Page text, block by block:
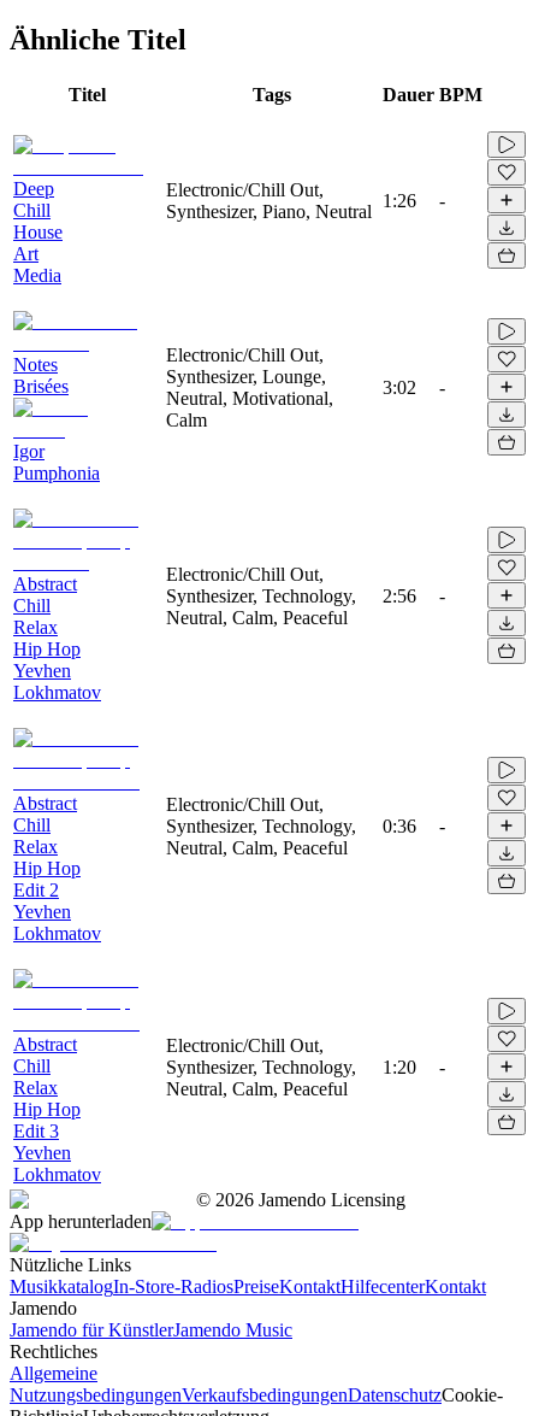
Ähnliche Titel
Titel Tags Dauer BPM
Deep
Chill
House
Art
Media
Electronic/Chill Out,
Synthesizer, Piano, Neutral
1:26 -
Notes
Brisées
Igor
Pumphonia
Electronic/Chill Out,
Synthesizer, Lounge,
Neutral, Motivational,
Calm
3:02 -
Abstract
Chill
Relax
Hip Hop
Yevhen
Lokhmatov
Electronic/Chill Out,
Synthesizer, Technology,
Neutral, Calm, Peaceful
2:56 -
Abstract
Chill
Relax
Hip Hop
Edit 2
Yevhen
Lokhmatov
Electronic/Chill Out,
Synthesizer, Technology,
Neutral, Calm, Peaceful
0:36 -
Abstract
Chill
Relax
Hip Hop
Edit 3
Yevhen
Lokhmatov
Electronic/Chill Out,
Synthesizer, Technology,
Neutral, Calm, Peaceful
1:20 -
© 2026 Jamendo Licensing
App herunterladen
Nützliche Links
MusikkatalogIn-Store-RadiosPreiseKontaktHilfecenterKontakt
Jamendo
Jamendo für KünstlerJamendo Music
Rechtliches
Allgemeine
NutzungsbedingungenVerkaufsbedingungenDatenschutzCookie-